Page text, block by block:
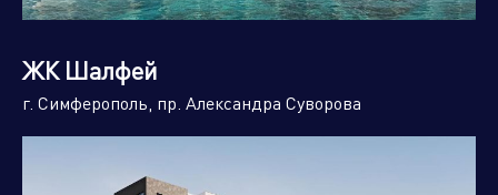
ЖК Шалфей
г. Симферополь, пр. Александра Суворова